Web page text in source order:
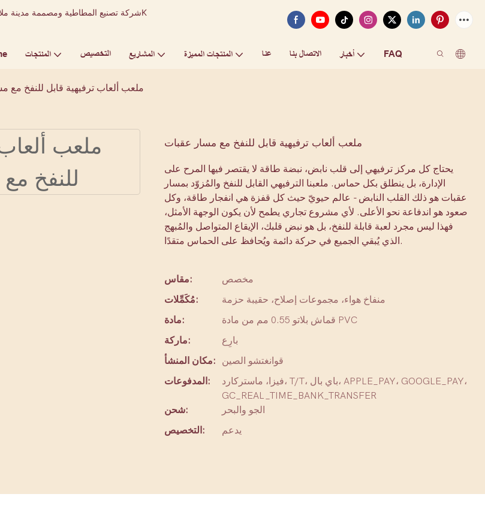
المنتجات التخصيص المشاريع المنتجات المميزة عنا الاتصال بنا أخبار FAQ
ملعب ألعاب ترفيهية قابل للنفخ مع
ملعب ألعاب ترفيهية قابل للنفخ مع مسار عقبات
يحتاج كل مركز ترفيهي إلى قلب نابض، نبضة طاقة لا يقتصر فيها المرح على
الإدارة، بل ينطلق بكل حماس. ملعبنا الترفيهي القابل للنفخ والمُزوّد ​​بمسار
عقبات هو ذلك القلب النابض - عالم حيويّ حيث كل قفزة هي انفجار طاقة، وكل
صعود هو اندفاعة نحو الأعلى. لأي مشروع تجاري يطمح لأن يكون الوجهة الأمثل،
فهذا ليس مجرد لعبة قابلة للنفخ، بل هو نبض قلبك، الإيقاع المتواصل والمُبهج
الذي يُبقي الجميع في حركة دائمة ويُحافظ على الحماس متقدًا.
مقاس:
مخصص
مُكَمِّلات:
منفاخ هواء، مجموعات إصلاح، حقيبة حزمة
مادة:
قماش بلاتو 0.55 مم من مادة PVC
ماركة:
بارِع
مكان المنشأ:
قوانغتشو الصين
المدفوعات:
فيزا، ماستركارد، T/T، باي بال، APPLE_PAY، GOOGLE_PAY،
GC_REAL_TIME_BANK_TRANSFER
شحن:
الجو والبحر
التخصيص:
يدعم